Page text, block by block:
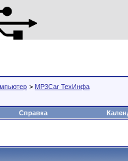
> MP3Car ТехИнфа
Справка